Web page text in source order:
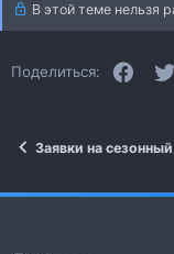
В этой теме нельзя
Поделиться:
Заявки на